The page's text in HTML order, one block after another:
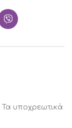
Τα υποχρεωτικά